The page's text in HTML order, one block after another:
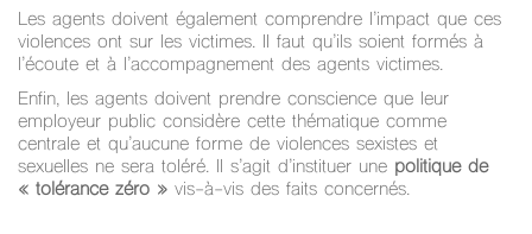
Les agents doivent également comprendre l’impact que ces
violences ont sur les victimes. Il faut qu’ils soient formés à
l’écoute et à l’accompagnement des agents victimes.
Enfin, les agents doivent prendre conscience que leur
employeur public considère cette thématique comme
centrale et qu’aucune forme de violences sexistes et
sexuelles ne sera toléré. Il s’agit d’instituer une politique de
« tolérance zéro » vis-à-vis des faits concernés.